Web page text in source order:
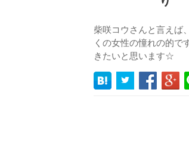
柴咲コウさんと言えば
くの女性の憧れの的で
きたいと思います☆